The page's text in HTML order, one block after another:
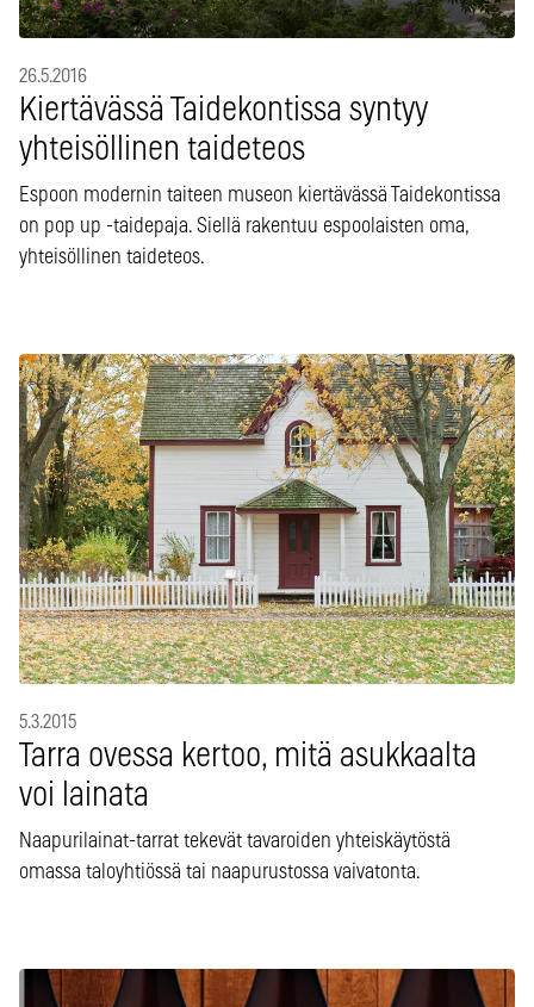
26.5.2016
Kiertävässä Taidekontissa syntyy
yhteisöllinen taideteos
Espoon modernin taiteen museon kiertävässä Taidekontissa
on pop up -taidepaja. Siellä rakentuu espoolaisten oma,
yhteisöllinen taideteos.
5.3.2015
Tarra ovessa kertoo, mitä asukkaalta
voi lainata
Naapurilainat-tarrat tekevät tavaroiden yhteiskäytöstä
omassa taloyhtiössä tai naapurustossa vaivatonta.